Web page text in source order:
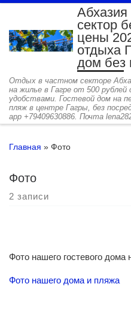
Перейти к содержимому
Абхазия
сектор
цены
отдыха
дом без
Отдых в частном секторе
на жилье в Гагре от 500 рублей
удобствами. Гостевой дом на
пляж в центре Гагры, без
app +79409630886. Почта
Главная » Фото
Фото
2 записи
Фото нашего гостевого дома
Фото нашего дома и пляжа